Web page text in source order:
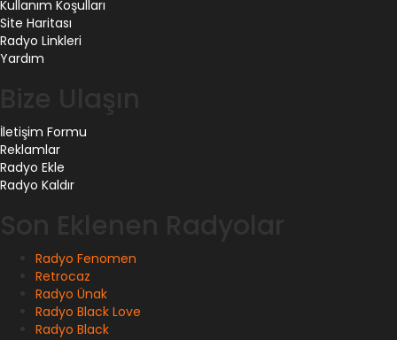
Kullanım Koşulları
Site Haritası
Radyo Linkleri
Yardım
İletişim Formu
Reklamlar
Radyo Ekle
Radyo Kaldır
Radyo Fenomen
Retrocaz
Radyo Ünak
Radyo Black Love
Radyo Black